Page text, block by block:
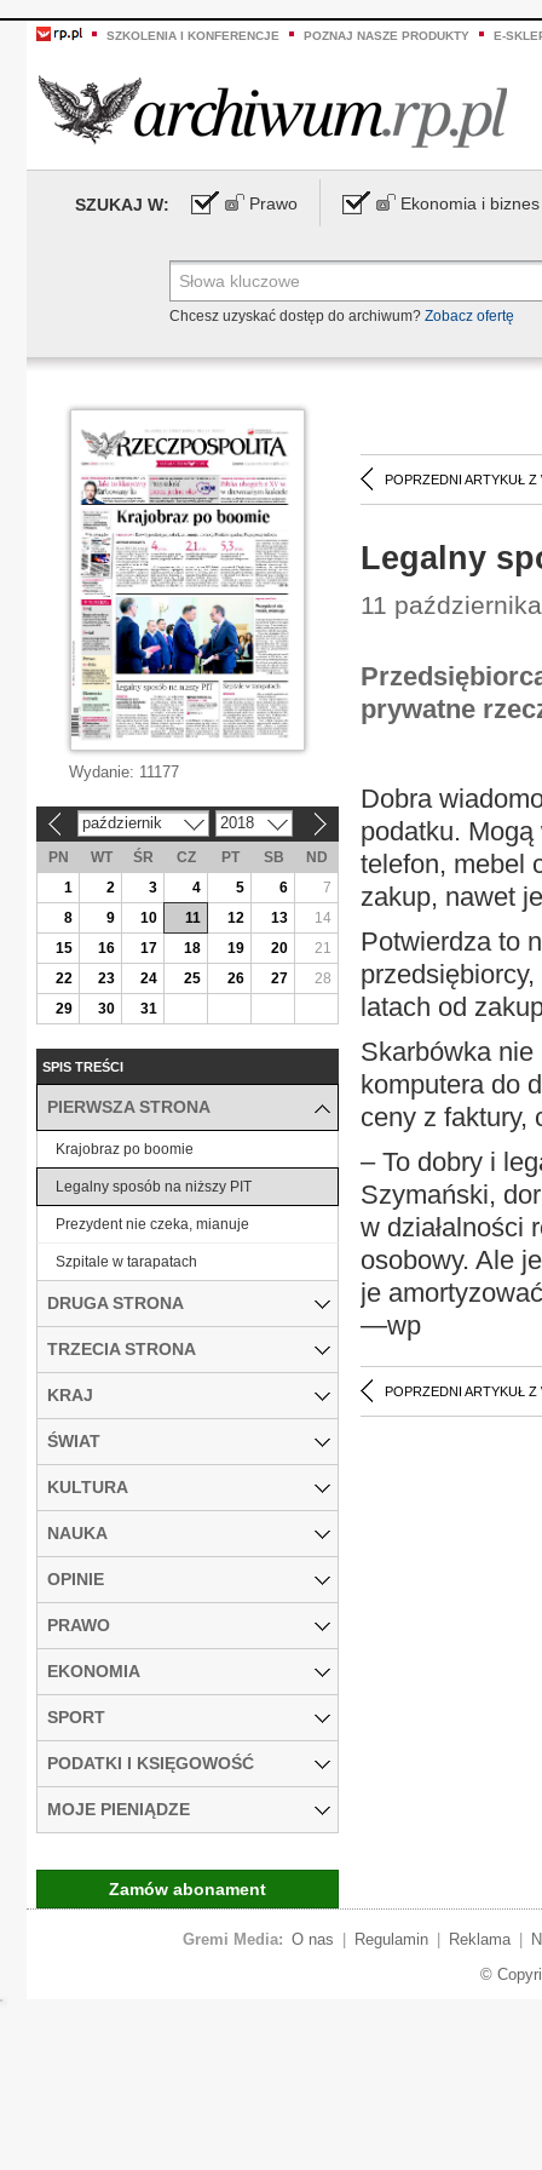
SZKOLENIA I KONFERENCJE POZNAJ NASZE PRODUKTY E-
SZUKAJ W: Prawo Ekonomia i biznes
Chcesz uzyskać dostęp do archiwum? Zobacz ofertę
POPRZEDNI ARTYKUŁ Z
Legalny
11
prywatne
Dobra
podatku.
telefon, mebel
zakup, nawet
Potwierdza to
latach od
Skarbówka nie
komputera do
ceny z faktury,
– To dobry i
Szymański,
w działalności
osobowy. Ale
je
—wp
POPRZEDNI ARTYKUŁ Z
Wydanie: 11177
październik 2018
PN WT ŚR CZ PT SB
ND
1
2 3 4 5 6
7
8
9 10 11 12 13
14
15
16 17 18 19 20
21
22
23 24 25 26 27
28
29
30 31
SPIS TREŚCI
PIERWSZA STRONA
Krajobraz po boomie
Legalny sposób na niższy PIT
Prezydent nie czeka, mianuje
Szpitale w tarapatach
DRUGA STRONA
TRZECIA STRONA
KRAJ
ŚWIAT
KULTURA
NAUKA
OPINIE
PRAWO
EKONOMIA
SPORT
PODATKI I KSIĘGOWOŚĆ
MOJE PIENIĄDZE
Zamów abonament
Gremi Media: O nas Regulamin Reklama
©